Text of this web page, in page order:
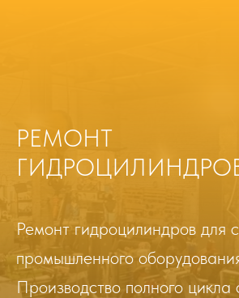
РЕМОНТ
Ремонт гидроцилиндров для
промышленного
Производство полного